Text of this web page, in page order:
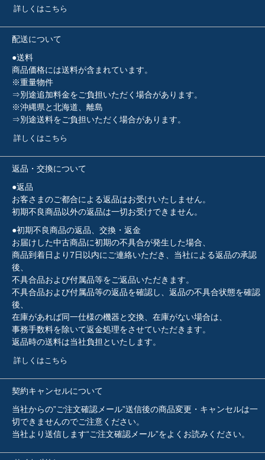
詳しくはこちら
配送について
●送料
商品価格には送料が含まれています。
※重量物件
⇒別途追加料金をご負担いただく場合があります。
※沖縄県と北海道、離島
⇒別途送料をご負担いただく場合があります。
詳しくはこちら
返品・交換について
●返品
お客さまのご都合による返品はお受けいたしません。
初期不良商品以外の返品は一切お受けできません。
●初期不良商品の返品、交換・返金
お届けした中古商品に初期の不具合が発生した場合、
商品到着日より7日以内にご連絡いただき、当社による返品の承認
後、
不具合品および付属品等をご返品いただきます。
不具合品および付属品等の返品を確認し、返品の不具合状態を確認
後、
在庫があれば同一仕様の機器と交換、在庫がない場合は、
事務手数料を除いて返金処理をさせていただきます。
返品時の送料は当社負担といたします。
詳しくはこちら
契約キャンセルについて
当社からの”ご注文確認メール”送信後の商品変更・キャンセルは一
切できませんのでご注意ください。
当社より送信します“ご注文確認メール”をよくお読みください。